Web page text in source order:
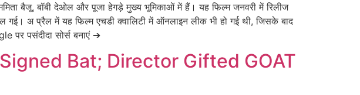
बैजू, बॉबी देओल और पूजा हेगड़े मुख्य भूमिकाओं में हैं। यह फिल्म जनवरी में रिलीज
अ प्रैल में यह फिल्म एचडी क्वालिटी में ऑनलाइन लीक भी हो गई थी, जिसके बाद
पर पसंदीदा सोर्स बनाएं ➔
Bat; Director Gifted GOAT